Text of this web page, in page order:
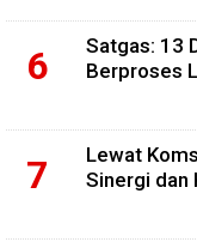
Satgas: 13
Berproses
Lewat
Sinergi dan